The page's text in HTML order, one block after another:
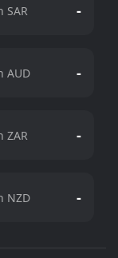
SAR -
AUD -
ZAR -
NZD -